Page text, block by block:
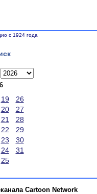
с 1924 года
19
26
20
27
21
28
22
29
23
30
24
31
25
Cartoon Network